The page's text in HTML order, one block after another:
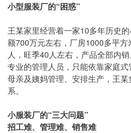
小型服装厂的“困惑”
王某家里经营着一家10多年历史
额700万元左右，厂房1000多平
人，旺季40人左右，产品全部内
专业的管理人员，只能依靠家庭
母亲及姨妈管理、安排生产，王
系。
小服装厂的“三大问题”
招工难、管理难、销售难